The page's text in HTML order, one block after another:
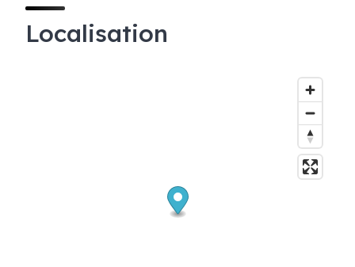
Localisation